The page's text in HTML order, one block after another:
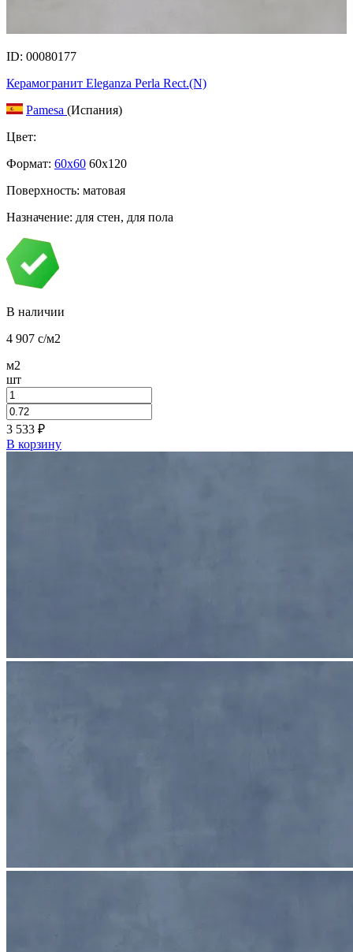
ID: 00080177
Керамогранит Eleganza Perla Rect.(N)
Pamesa (Испания)
Цвет:
Формат: 60x60 60x120
Поверхность: матовая
Назначение: для стен, для пола
В наличии
4 907 c/м2
м2
шт
3 533 ₽
В корзину